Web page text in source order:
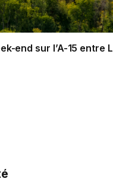
end sur l’A-15 entre